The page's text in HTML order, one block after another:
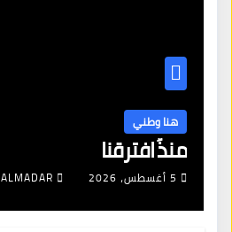
هنا وطني
منذُ افترقنا
5 أغسطس، 2026 ALMADAR